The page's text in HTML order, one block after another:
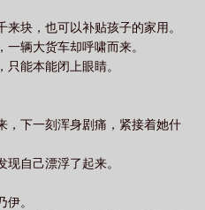
块，也可以补贴孩子的家用。
辆大货车却呼啸而来。
能本能闭上眼睛。
，下一刻浑身剧痛，紧接着她什
自己漂浮了起来。
。